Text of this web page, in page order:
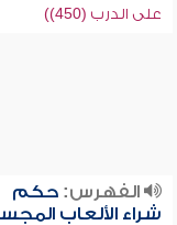
على الدرب (450))
الفهرس:حكم
شراء الألعاب